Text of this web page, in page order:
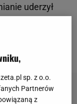
uderzył
w takiej
sp. z o.o.
Partnerów
z